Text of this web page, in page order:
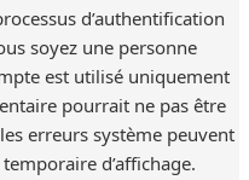
d’authentification
soyez une personne
est utilisé uniquement
pourrait ne pas être
erreurs système peuvent
d’affichage.